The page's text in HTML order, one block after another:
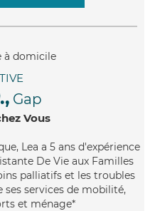
Gap
Vous
Lea a 5 ans d'expérience
De Vie aux Familles
palliatifs et les troubles
services de mobilité,
et ménage*